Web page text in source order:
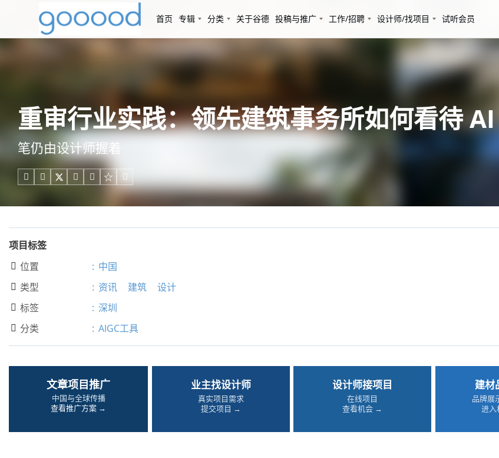
首页 专辑 分类 关于谷德 投稿与推广 工作/招聘 设计师/找项目 试听会员
重审行业实践：领先建筑事务所如何看待
笔仍由设计师握着
    
项目标签
 位置 : 中国
 类型 : 资讯 建筑 设计
 标签 : 深圳
 分类 : AIGC工具
文章项目推广
中国与全球传播
查看推广方案 →
业主找设计师
真实项目需求
提交项目 →
设计师接项目
在线项目
查看机会 →
建材
品牌展
进